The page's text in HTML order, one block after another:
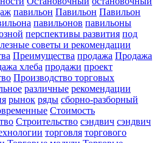
павильон Павильон Павильон
павильонов павильоны
перспективы развития под
советы и рекомендации
Преимущества продажа Продажа
хлеба продажи проект
Производство торговых
различные рекомендации
рынок ряды сборно-разборный
Стоимость
Строительство сэндвич сэндвич
торговля торгового